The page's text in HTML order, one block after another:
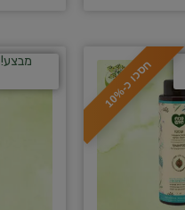
ח
ס
כ
ו
כ
-
1
0
% מבצע!